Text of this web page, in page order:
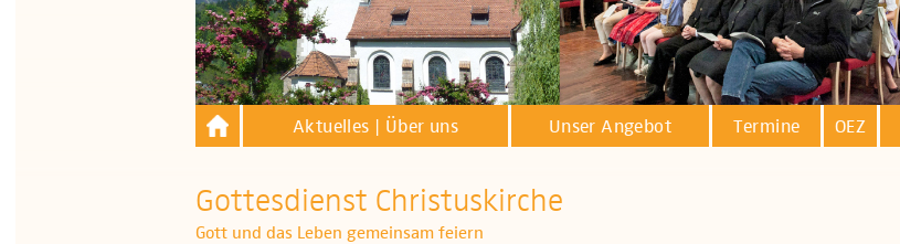
Aktuelles | Über uns Unser Angebot Termine OEZ
Gottesdienst Christuskirche
Gott und das Leben gemeinsam feiern